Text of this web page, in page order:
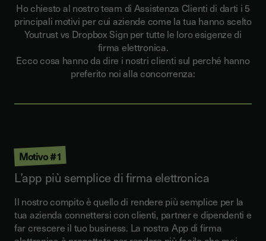
Ho chiesto al nostro team di Assistenza Clienti di darti i 5
principali motivi per cui aziende come la tua hanno scelto
Youtrust vs Dropbox Sign per tutte le loro esigenze di
firma elettronica.
Ecco cosa hanno da dire i nostri clienti sul perché hanno
preferito noi alla concorrenza:
Motivo #1
L’app più semplice di firma elettronica
Il nostro compito è quello di rendere più semplice per la
tua azienda connettersi con clienti, partner e dipendenti e
far crescere il tuo business. La nostra App di firma